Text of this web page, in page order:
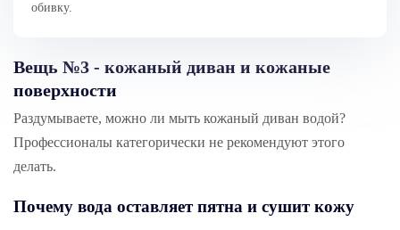
обивку.
Вещь №3 - кожаный диван и кожаные
поверхности
Раздумываете, можно ли мыть кожаный диван водой?
Профессионалы категорически не рекомендуют этого
делать.
Почему вода оставляет пятна и сушит кожу